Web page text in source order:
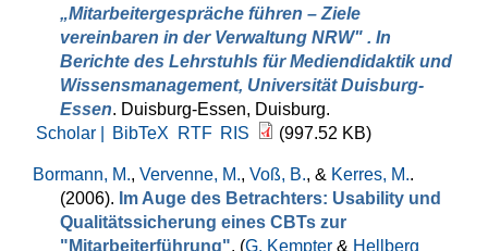
„Mitarbeitergespräche führen – Ziele
vereinbaren in der Verwaltung NRW" . In
Berichte des Lehrstuhls für Mediendidaktik und
Wissensmanagement, Universität Duisburg-
Essen. Duisburg-Essen, Duisburg.
Scholar |
BibTeX RTF RIS (997.52 KB)
Bormann, M., Vervenne, M., Voß, B., & Kerres, M..
(2006). Im Auge des Betrachters: Usability und
Qualitätssicherung eines CBTs zur
"Mitarbeiterführung". (G. Kempter & Hellberg